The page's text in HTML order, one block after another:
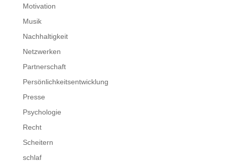
Motivation
Musik
Nachhaltigkeit
Netzwerken
Partnerschaft
Persönlichkeitsentwicklung
Presse
Psychologie
Recht
Scheitern
schlaf